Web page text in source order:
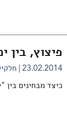
פיצוץ, בין
23.02.2014
כיצד מבחינים בין